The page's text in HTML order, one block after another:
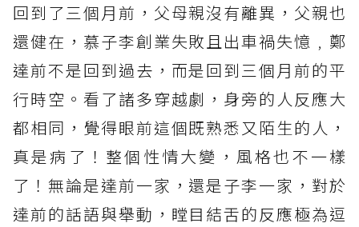
回到了三個月前，父母親沒有離異，父親也
還健在，慕子李創業失敗且出車禍失憶﹐鄭
達前不是回到過去，而是回到三個月前的平
行時空。看了諸多穿越劇，身旁的人反應大
都相同，覺得眼前這個既熟悉又陌生的人，
真是病了！整個性情大變，風格也不一樣
了！無論是達前一家，還是子李一家，對於
達前的話語與舉動，瞠目結舌的反應極為逗